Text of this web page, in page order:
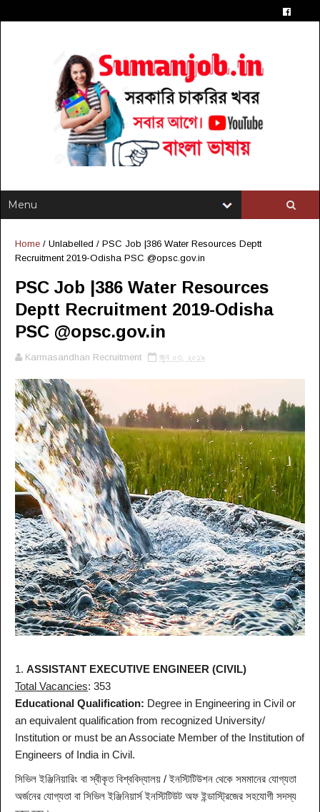
Home / Unlabelled / PSC Job |386 Water Resources Deptt
Recruitment 2019-Odisha PSC @opsc.gov.in
PSC Job |386 Water Resources
Deptt Recruitment 2019-Odisha
PSC @opsc.gov.in
Karmasandhan Recruitment জুন ০৩, ২০১৯
1. ASSISTANT EXECUTIVE ENGINEER (CIVIL)
Total Vacancies: 353
Educational Qualification: Degree in Engineering in Civil or
an equivalent qualification from recognized University/
Institution or must be an Associate Member of the Institution of
Engineers of India in Civil.
সিভিল ইঞ্জিনিয়ারিং বা স্বীকৃত বিশ্ববিদ্যালয় / ইনস্টিটিউশন থেকে সমমানের যোগ্যতা
অর্জনের যোগ্যতা বা সিভিল ইঞ্জিনিয়ার্স ইনস্টিটিউট অফ ইন্ডাস্ট্রিজের সহযোগী সদস্য